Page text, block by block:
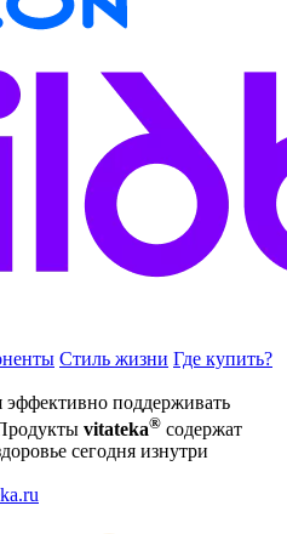
Стиль жизни Где купить?
поддерживать
vitateka® содержат
сегодня изнутри